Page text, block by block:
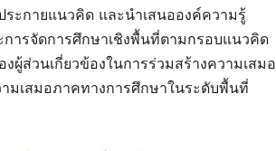
ะกายแนวคิด และนำเสนอองค์ความรู้
ารจัดการศึกษาเชิงพื้นที่ตามกรอบแนวคิด
ผู้ส่วนเกี่ยวข้องในการร่วมสร้างความเสมอ
มเสมอภาคทางการศึกษาในระดับพื้นที่